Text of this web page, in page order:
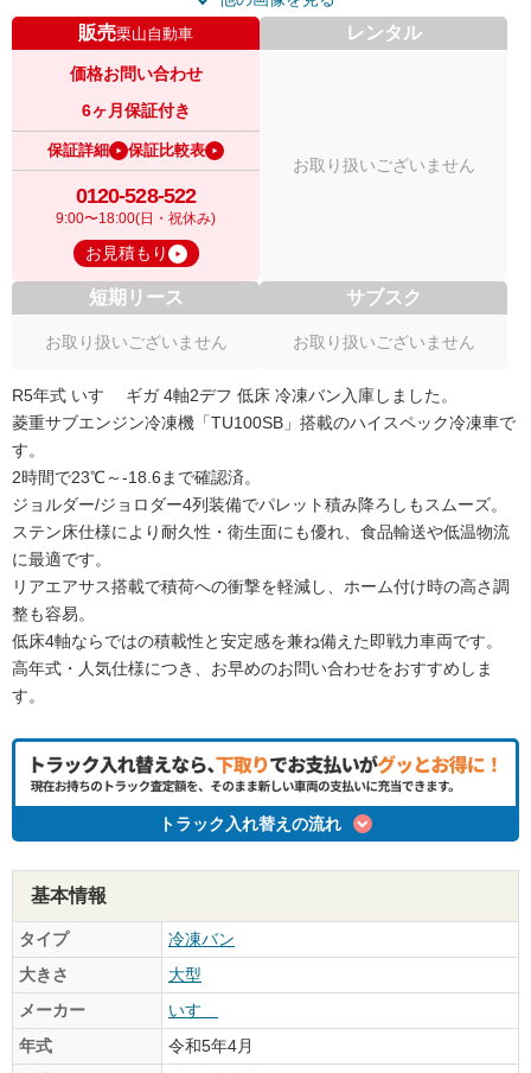
販売栗山自動車
価格お問い合わせ
6ヶ月保証付き
保証詳細 保証比較表
0120-528-522
9:00〜18:00(日・祝休み)
お見積もり
レンタル
お取り扱いございません
短期リース
お取り扱いございません
サブスク
お取り扱いございません
R5年式 いすゞ ギガ 4軸2デフ 低床 冷凍バン入庫しました。
菱重サブエンジン冷凍機「TU100SB」搭載のハイスペック冷凍車で
す。
2時間で23℃～-18.6まで確認済。
ジョルダー/ジョロダー4列装備でパレット積み降ろしもスムーズ。
ステン床仕様により耐久性・衛生面にも優れ、食品輸送や低温物流
に最適です。
リアエアサス搭載で積荷への衝撃を軽減し、ホーム付け時の高さ調
整も容易。
低床4軸ならではの積載性と安定感を兼ね備えた即戦力車両です。
高年式・人気仕様につき、お早めのお問い合わせをおすすめしま
す。
トラック入れ替えの流れ
基本情報
タイプ
冷凍バン
大きさ
大型
メーカー
いすゞ
年式
令和5年4月